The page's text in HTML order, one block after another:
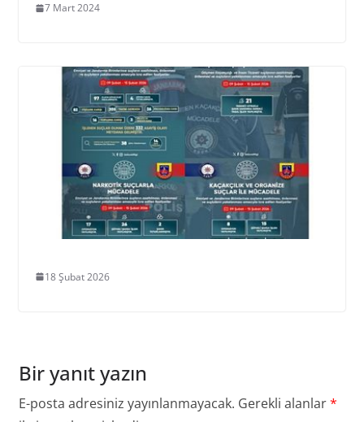
7 Mart 2024
18 Şubat 2026
Bir yanıt yazın
E-posta adresiniz yayınlanmayacak. Gerekli alanlar*